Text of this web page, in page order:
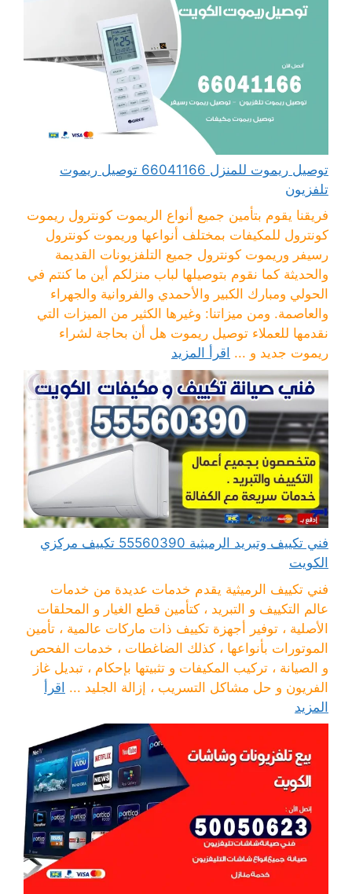
توصيل ريموت للمنزل 66041166 توصيل ريموت
تلفزيون
فريقنا يقوم بتأمين جميع أنواع الريموت كونترول ريموت
كونترول للمكيفات بمختلف أنواعها وريموت كونترول
رسيفر وريموت كونترول جميع التلفزيونات القديمة
والحديثة كما نقوم بتوصيلها لباب منزلكم أين ما كنتم في
الحولي ومبارك الكبير والأحمدي والفروانية والجهراء
والعاصمة. ومن ميزاتنا: وغيرها الكثير من الميزات التي
نقدمها للعملاء توصيل ريموت هل أن بحاجة لشراء
ريموت جديد و ... اقرأ المزيد
فني تكييف وتبريد الرميثية 55560390 تكييف مركزي
الكويت
فني تكييف الرميثية يقدم خدمات عديدة من خدمات
عالم التكييف و التبريد ، كتأمين قطع الغيار و المحلقات
الأصلية ، توفير أجهزة تكييف ذات ماركات عالمية ، تأمين
الموتورات بأنواعها ، كذلك الضاغطات ، خدمات الفحص
و الصيانة ، تركيب المكيفات و تثبيتها بإحكام ، تبديل غاز
الفريون و حل مشاكل التسريب ، إزالة الجليد ... اقرأ
المزيد